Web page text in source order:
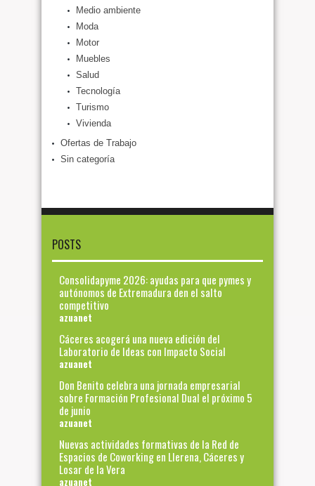
Medio ambiente
Moda
Motor
Muebles
Salud
Tecnología
Turismo
Vivienda
Ofertas de Trabajo
Sin categoría
POSTS
Consolidapyme 2026: ayudas para que pymes y
autónomos de Extremadura den el salto
competitivo
azuanet
Cáceres acogerá una nueva edición del
Laboratorio de Ideas con Impacto Social
azuanet
Don Benito celebra una jornada empresarial
sobre Formación Profesional Dual el próximo 5
de junio
azuanet
Nuevas actividades formativas de la Red de
Espacios de Coworking en Llerena, Cáceres y
Losar de la Vera
azuanet